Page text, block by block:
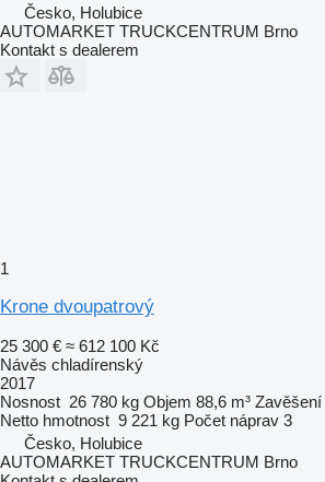
Česko, Holubice
AUTOMARKET TRUCKCENTRUM Brno
Kontakt s dealerem
1
Krone dvoupatrový
25 300 € ≈ 612 100 Kč
Návěs chladírenský
2017
Nosnost 26 780 kg Objem 88,6 m³ Zavěšení
Netto hmotnost 9 221 kg Počet náprav 3
Česko, Holubice
AUTOMARKET TRUCKCENTRUM Brno